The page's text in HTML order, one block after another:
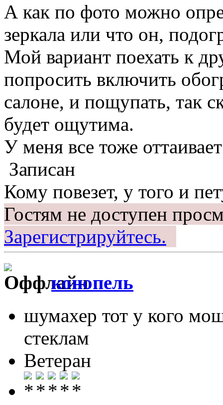
А как по фото можно
зеркала или что он,
Мой вариант поехать к
попросить включить
салоне, и пощупать, так
будет ощутима.
У меня все тоже
Записан
Кому повезет, у того и
Гостям не доступен
Зарегистрируйтесь.
конопель
шумахер тот у кого
стеклам
Ветеран